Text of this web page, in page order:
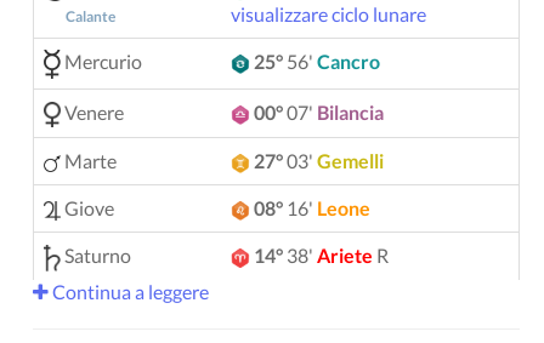
Calante
visualizzare ciclo lunare
Mercurio 25° 56' Cancro
Venere 00°07' Bilancia
Marte 27°03' Gemelli
Giove 08° 16' Leone
Saturno 14° 38' Ariete R
Urano
Continua a leggere